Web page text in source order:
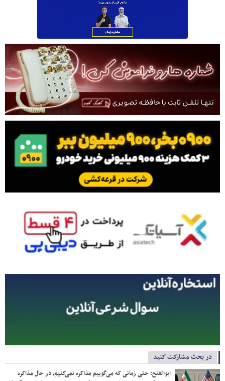
در بحث مشارکت کنید
ابوالفتح: حتی زمانی که می‌گوییم مذاکره نمی‌کنیم، در حال مذاکره